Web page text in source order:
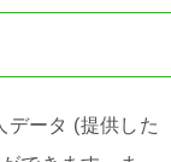
データ (提供した